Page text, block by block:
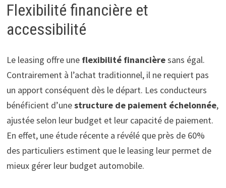
Flexibilité financière et
accessibilité
Le leasing offre une flexibilité financièresans égal.
Contrairement à l’achat traditionnel, il ne requiert pas
un apport conséquent dès le départ. Les conducteurs
bénéficient d’unestructure de paiement échelonnée,
ajustée selon leur budget et leur capacité de paiement.
En effet, une étude récente a révélé que près de 60%
des particuliers estiment que le leasing leur permet de
mieux gérer leur budget automobile.